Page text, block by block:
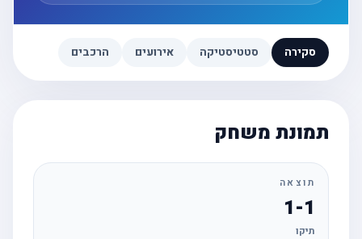
סקירה סטטיסטיקה אירועים הרכבים
תמונת משחק
תוצאה
1-1
תיקו